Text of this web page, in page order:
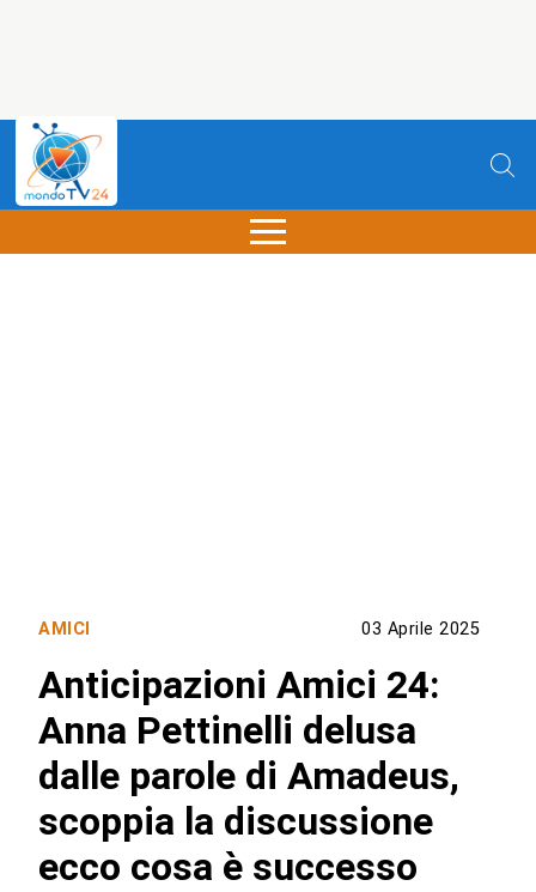
AMICI 03 Aprile 2025
Anticipazioni Amici 24:
Anna Pettinelli delusa
dalle parole di Amadeus,
scoppia la discussione
ecco cosa è successo